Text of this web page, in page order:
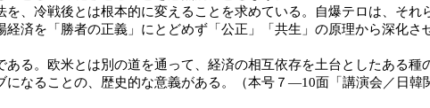
、冷戦後とは根本的に変えることを求めている。自爆テロは、それ
済を「勝者の正義」にとどめず「公正」「共生」の原理から深化
る。欧米とは別の道を通って、経済の相互依存を土台としたある種
なることの、歴史的な意義がある。（本号７―10面「講演会／日韓